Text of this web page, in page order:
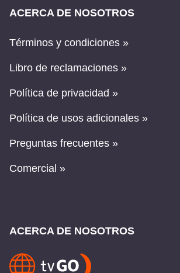
ACERCA DE NOSOTROS
Términos y condiciones »
Libro de reclamaciones »
Política de privacidad »
Política de usos adicionales »
Preguntas frecuentes »
Comercial »
ACERCA DE NOSOTROS